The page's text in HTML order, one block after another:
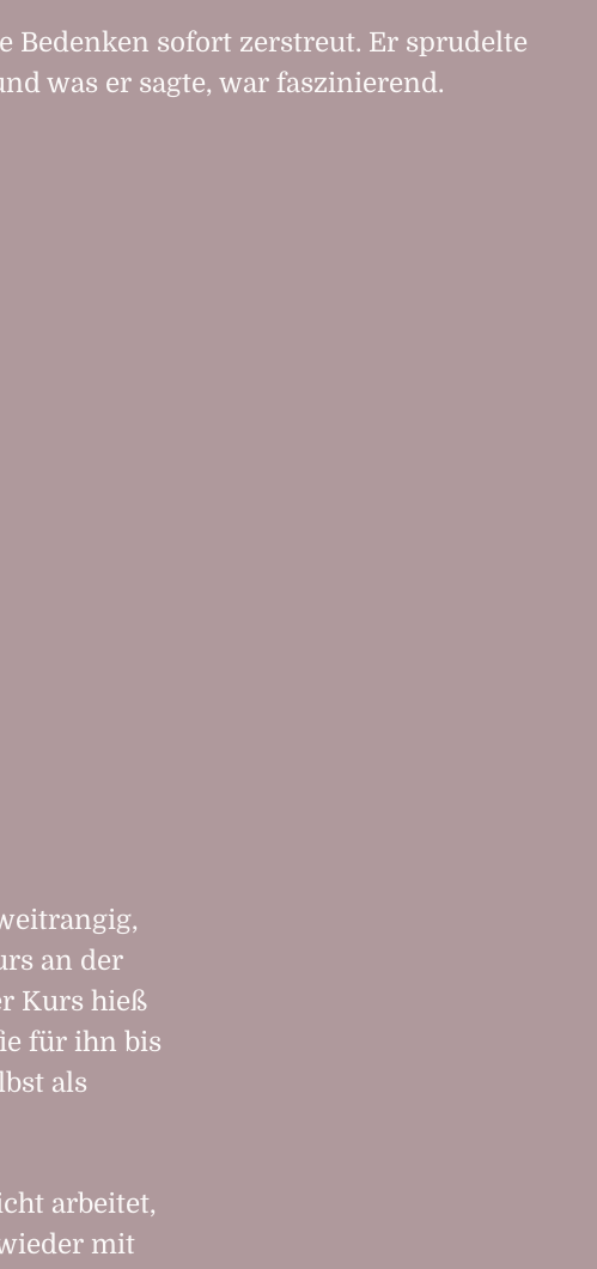
Bedenken sofort zerstreut. Er sprudelte
was er sagte, war faszinierend.
an der
Kurs hieß
für ihn bis
als
arbeitet,
mit